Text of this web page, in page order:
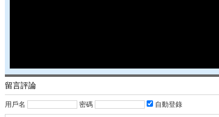
留言評論
用戶名 密碼 自動登錄